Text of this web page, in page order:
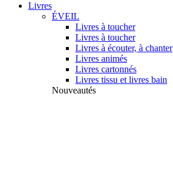
Livres
ÉVEIL
Livres à toucher
Livres à toucher
Livres à écouter, à chanter
Livres animés
Livres cartonnés
Livres tissu et livres bain
Nouveautés